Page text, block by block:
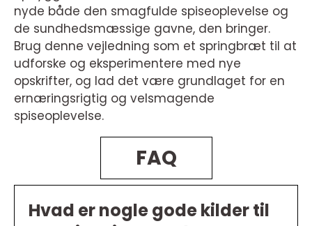
nyde både den smagfulde spiseoplevelse og
de sundhedsmæssige gavne, den bringer.
Brug denne vejledning som et springbræt til at
udforske og eksperimentere med nye
opskrifter, og lad det være grundlaget for en
ernæringsrigtig og velsmagende
spiseoplevelse.
FAQ
Hvad er nogle gode kilder til